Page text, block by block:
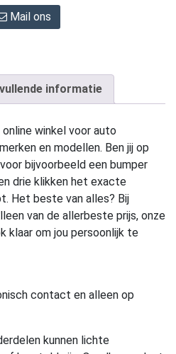
Mail ons
informatie
winkel voor auto
en modellen. Ben jij op
bijvoorbeeld een bumper
drie klikken het exacte
Het beste van alles? Bij
van de allerbeste prijs, onze
klaar om jou persoonlijk te
contact en alleen op
kunnen lichte